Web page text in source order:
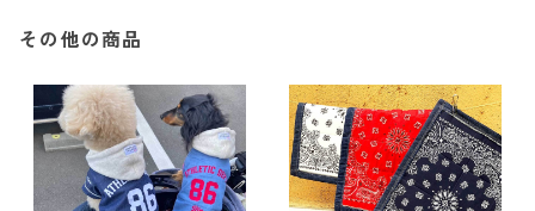
その他の商品